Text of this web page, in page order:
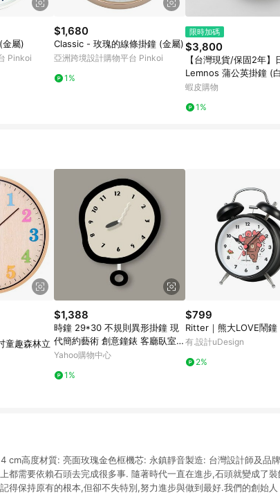
屬)
Pinkoi
$1,680
Classic - 玫瑰的線條掛鐘 (金屬)
亞洲跨境設計購物平台 Pinkoi
1%
限時加碼
$3,800
【台灣現貨/保固2年】
Lemnos 蒲公英掛鐘 (
鐘 壁鐘 掛鐘 日本製 佐
蝦皮購物
1%
童趣森林立
$1,388
時鐘 29*30 不規則異形掛鐘 現
代簡約藝術 創意鐘錶 客廳臥室壁
掛鐘 北歐風裝飾鐘
Yahoo購物中心
1%
$799
Ritter｜熊大LOVE鬧鐘
有.設計uDesign
2%
cm高度材質: 亮面玫瑰金色框機芯: 永鎮靜音製造: 台灣設計師及品
都需要依賴石頭去完成很多事. 隨著時代一直在進步,石頭就變成了
得保持原有的根本,但卻不失特別,努力進步與做到最好.我們的創始